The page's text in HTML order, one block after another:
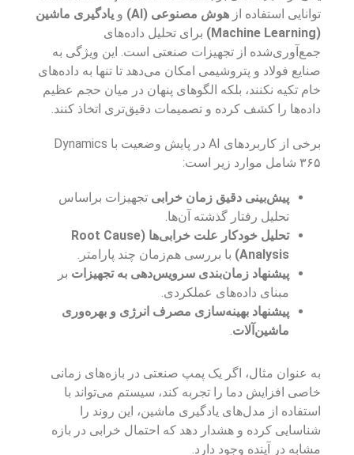
توانایی استفاده ازهوش مصنوعی (AI) ویادگیری ماشین
(Machine Learning)
برای تحلیل داده‌های
جمع‌آوری‌شده از تجهیزات صنعتی است. این ویژگی به
صنایع فولاد و پتروشیمی امکان می‌دهد تا تنها به داده‌های
خام تکیه نکنند، بلکه الگوهای پنهان در میان حجم عظیم
داده‌ها را کشف کرده و تصمیمات دقیق‌تری اتخاذ کنند.
برخی از کاربردهای AI در پایش وضعیت با Dynamics
۳۶۵ شامل موارد زیر است:
پیش‌بینی دقیق زمان خرابی تجهیزات براساس
تحلیل رفتار گذشته آن‌ها.
تحلیل خودکار علت خرابی‌ها (Root Cause
Analysis) با بررسی هم‌زمان چند پارامتر.
پیشنهاد زمان‌بندی سرویس‌دهی به تجهیزات بر
مبنای داده‌های عملکردی.
پیشنهاد بهینه‌سازی مصرف انرژی و بهره‌وری
ماشین‌آلات
به عنوان مثال، اگر یک پمپ صنعتی در بازه‌های زمانی
خاصی افزایش دما را تجربه کند، سیستم می‌تواند با
استفاده از مدل‌های یادگیری ماشین، این روند را
شناسایی کرده و هشدار دهد که احتمال خرابی در بازه
مشابه در آینده وجود دارد.